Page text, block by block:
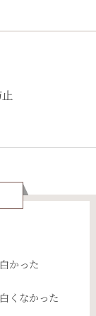
かった
くなかった